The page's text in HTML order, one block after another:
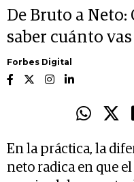
De Bruto a Neto:
saber cuánto
Forbes Digital
En la práctica, la
neto radica en que